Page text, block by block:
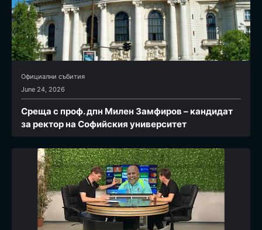
Официални събития
June 24, 2026
Среща с проф. дпн Милен Замфиров – кандидат
за ректор на Софийския университет